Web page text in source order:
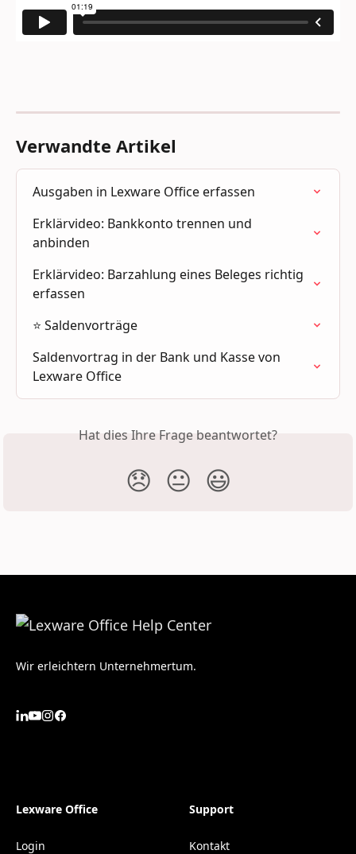
Verwandte Artikel
Ausgaben in Lexware Office erfassen
Erklärvideo: Bankkonto trennen und
anbinden
Erklärvideo: Barzahlung eines Beleges richtig
erfassen
⭐ Saldenvorträge
Saldenvortrag in der Bank und Kasse von
Lexware Office
Hat dies Ihre Frage beantwortet?
😞 😐 😃
Wir erleichtern Unternehmertum.
Lexware Office
Login
Support
Kontakt